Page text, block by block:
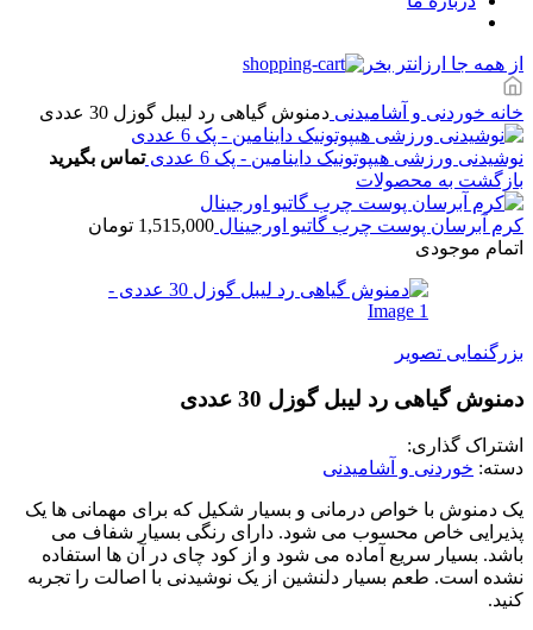
از همه جا ارزانتر بخر
خانه خوردنی و آشامیدنی دمنوش گیاهی رد لیبل گوزل 30 عددی
نوشیدنی ورزشی هیپوتونیک داینامین - پک 6 عددی
تماس بگیرید
بازگشت به محصولات
کرم آبرسان پوست چرب گاتیو اورجینال 1,515,000 تومان
اتمام موجودی
بزرگنمایی تصویر
دمنوش گیاهی رد لیبل گوزل 30 عددی
اشتراک گذاری:
دسته: خوردنی و آشامیدنی
یک دمنوش با خواص درمانی و بسیار شکیل که برای مهمانی ها یک
پذیرایی خاص محسوب می شود. دارای رنگی بسیار شفاف می
باشد. بسیار سریع آماده می شود و از کود چای در آن ها استفاده
نشده است. طعم بسیار دلنشین از یک نوشیدنی با اصالت را تجربه
کنید.